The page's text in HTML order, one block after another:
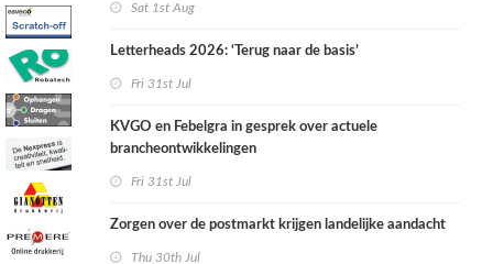
Sat 1st Aug
Letterheads 2026: ‘Terug naar de basis’
Fri 31st Jul
KVGO en Febelgra in gesprek over actuele
brancheontwikkelingen
Fri 31st Jul
Zorgen over de postmarkt krijgen landelijke aandacht
Thu 30th Jul